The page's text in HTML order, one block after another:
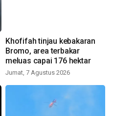
Khofifah tinjau kebakaran
Bromo, area terbakar
meluas capai 176 hektar
Jumat, 7 Agustus 2026